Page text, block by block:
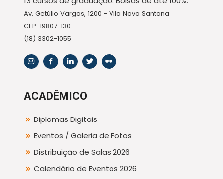
Av. Getúlio Vargas, 1200 - Vila Nova Santana
CEP: 19807-130
(18) 3302-1055
ACADÊMICO
Diplomas Digitais
Eventos / Galeria de Fotos
Distribuição de Salas 2026
Calendário de Eventos 2026